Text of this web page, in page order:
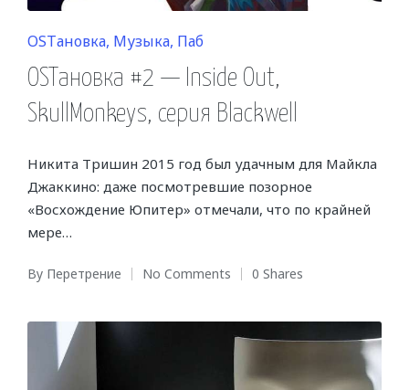
Posted
in
OSTановка Музыка Паб
OSTановка #2 — Inside Out,
SkullMonkeys, серия Blackwell
Никита Тришин 2015 год был удачным для Майкла
Джаккино: даже посмотревшие позорное
«Восхождение Юпитер» отмечали, что по крайней
мере…
Posted
By Перетрение No Comments 0 Shares